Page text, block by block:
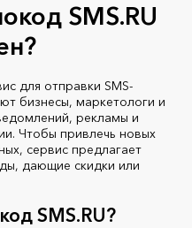
SMS.RU
для отправки SMS-
бизнесы, маркетологи и
рекламы и
Чтобы привлечь новых
сервис предлагает
дающие скидки или
SMS.RU?